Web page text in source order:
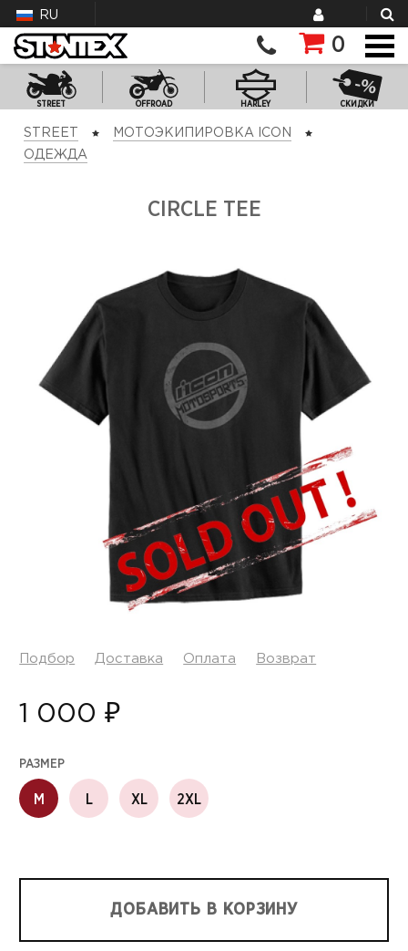
RU
0
STREET OFFROAD HARLEY СКИДКИ
STREET
МОТОЭКИПИРОВКА ICON
ОДЕЖДА
CIRCLE TEE
Подбор Доставка Оплата Возврат
1 000 ₽
РАЗМЕР
M L XL 2XL
ДОБАВИТЬ В КОРЗИНУ